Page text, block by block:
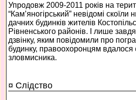
Упродовж 2009-2011 років на
“Кам’яногірський” невідомі скоїли
дачних будинків жителів
Рівненського районів. І лише
дзвінку, яким повідомили про
будинку, правоохоронцям вдалося
зловмисника.
¤ Слідство